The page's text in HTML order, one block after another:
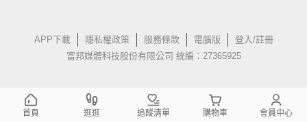
APP下載 隱私權政策 服務條款 電腦版
登入/註冊
富邦媒體科技股份有限公司 統編：27365925
首頁 逛逛 追蹤清單 購物車 會員中心